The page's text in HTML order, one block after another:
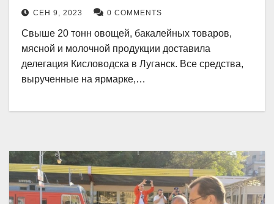
СЕН 9, 2023 0 COMMENTS
Свыше 20 тонн овощей, бакалейных товаров,
мясной и молочной продукции доставила
делегация Кисловодска в Луганск. Все средства,
вырученные на ярмарке,…